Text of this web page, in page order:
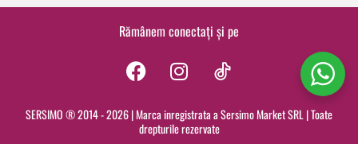
Rămânem conectați și pe
F
c
e
I
s
t
SERSIMO ® 2014 - 2026 | Marca inregistrata a Sersimo Market SRL | Toate
drepturile rezervate